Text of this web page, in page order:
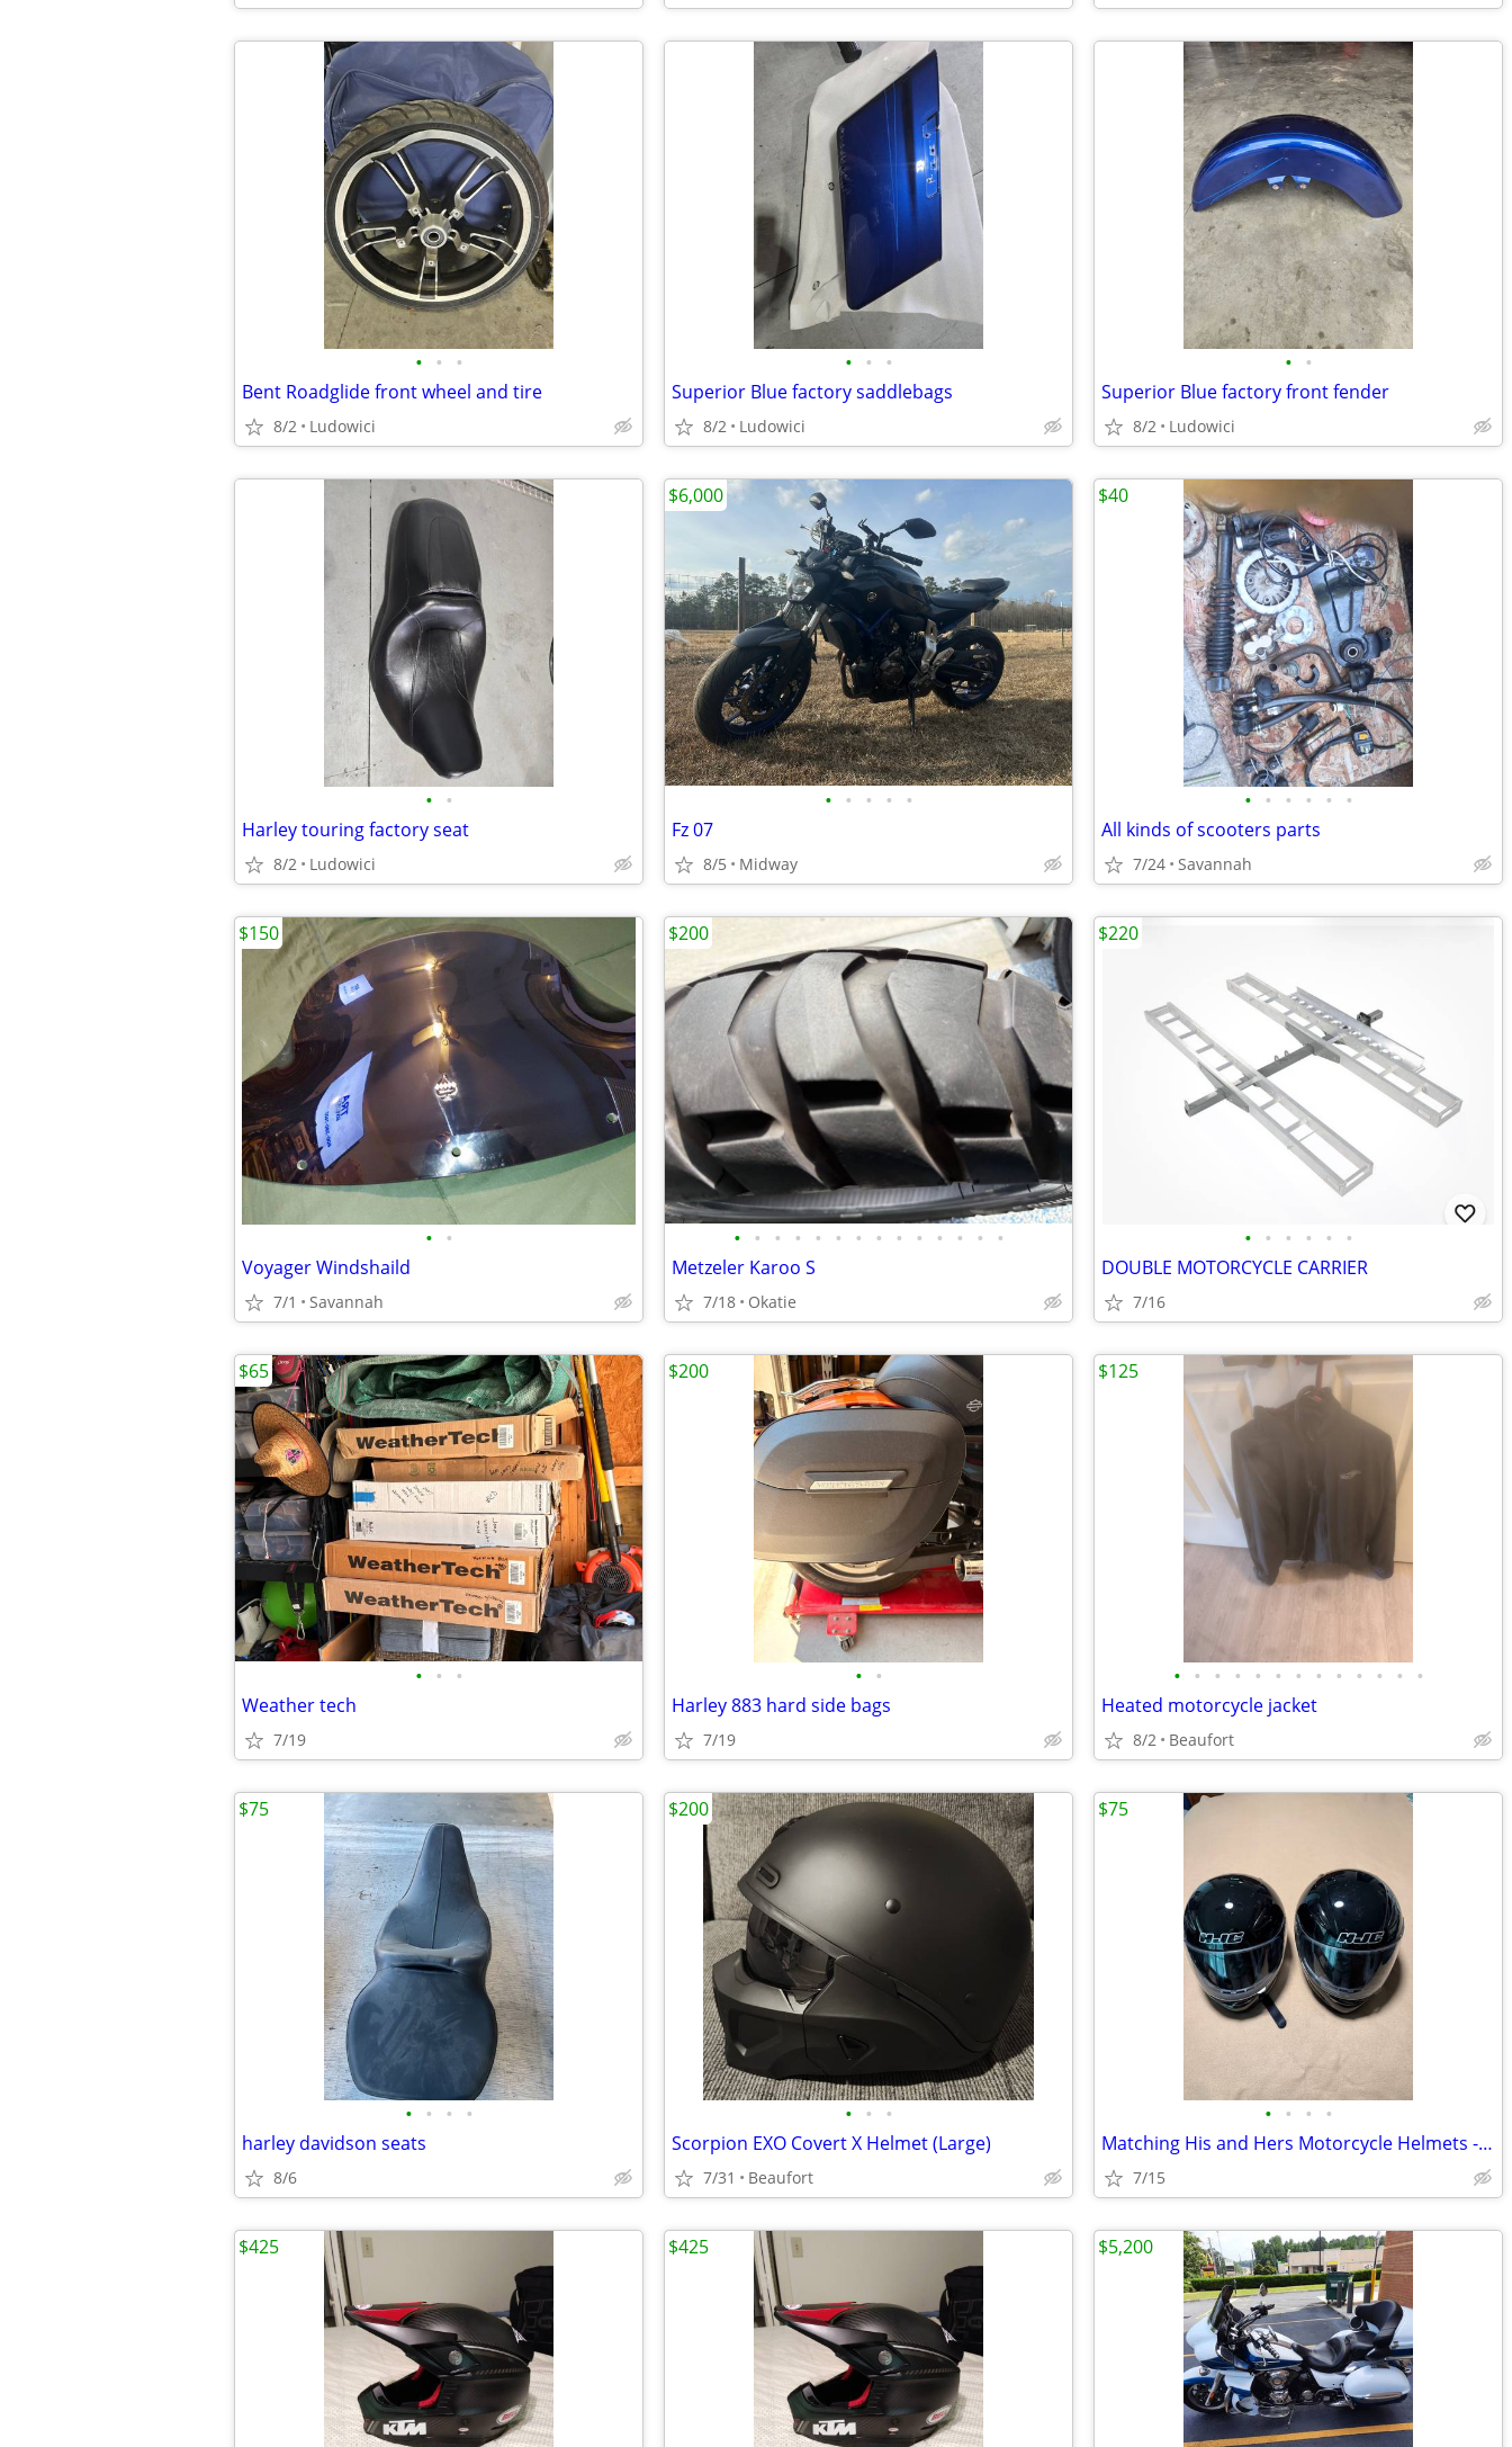
• • •
Bent Roadglide front wheel and tire
8/2 Ludowici
• • •
Superior Blue factory saddlebags
8/2 Ludowici
• •
Superior Blue factory front fender
8/2 Ludowici
• •
Harley touring factory seat
8/2 Ludowici
• • • • •
Fz 07
8/5 Midway
$6,000
• • • • • •
All kinds of scooters parts
7/24 Savannah
$40
• •
Voyager Windshaild
7/1 Savannah
$150
• • • • • • • • • • • • • •
Metzeler Karoo S
7/18 Okatie
$200
• • • • • •
DOUBLE MOTORCYCLE CARRIER
7/16
$220
• • •
Weather tech
7/19
$65
• •
Harley 883 hard side bags
7/19
$200
• • • • • • • • • • • • •
Heated motorcycle jacket
8/2 Beaufort
$125
• • • •
harley davidson seats
8/6
$75
• • •
Scorpion EXO Covert X Helmet (Large)
7/31 Beaufort
$200
• • • •
Matching His and Hers Motorcycle Helmets - Best Offer - REDUCED!!
7/15
$75
$425 $425 $5,200